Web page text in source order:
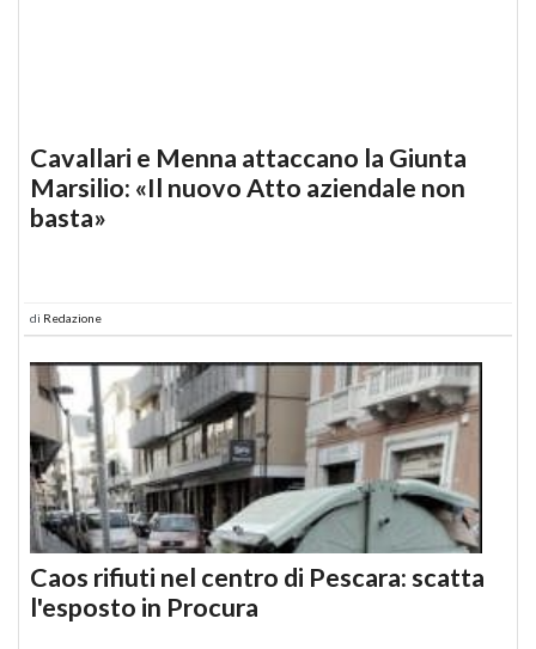
Cavallari e Menna attaccano la Giunta
Marsilio: «Il nuovo Atto aziendale non
basta»
di Redazione
Caos rifiuti nel centro di Pescara: scatta
l'esposto in Procura